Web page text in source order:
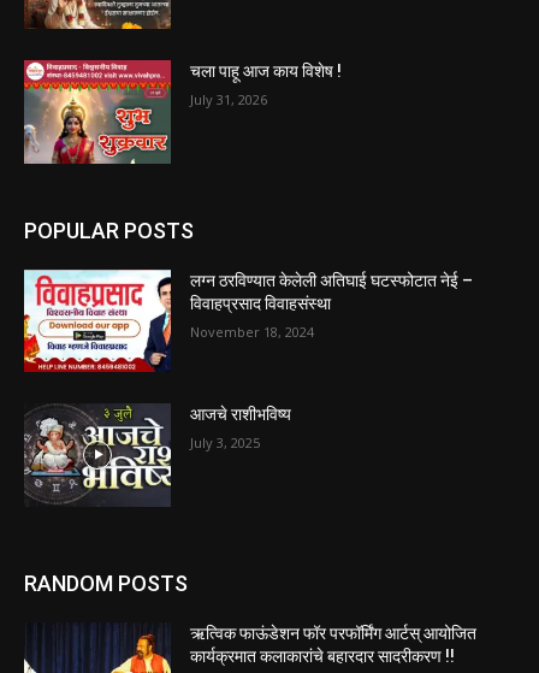
चला पाहू आज काय विशेष !
July 31, 2026
POPULAR POSTS
लग्न ठरविण्यात केलेली अतिघाई घटस्फोटात नेई –
विवाहप्रसाद विवाहसंस्था
November 18, 2024
आजचे राशीभविष्य
July 3, 2025
RANDOM POSTS
ऋत्विक फाऊंडेशन फॉर परफॉर्मिंग आर्टस्‌‍ आयोजित
कार्यक्रमात कलाकारांचे बहारदार सादरीकरण !!